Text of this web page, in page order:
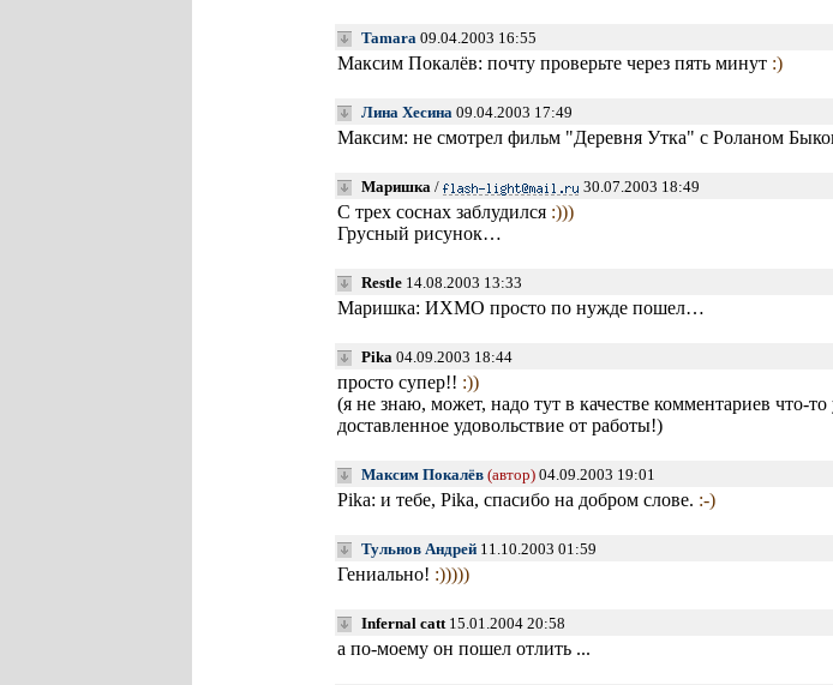
Tamara09.04.2003 16:55
Максим Покалёв: почту проверьте через пять минут :)
Лина Хесина09.04.2003 17:49
Максим: не смотрел фильм "Деревня Утка" с Роланом
Маришка/ 30.07.2003 18:49
С трех соснах заблудился :)))
Грусный рисунок…
Restle14.08.2003 13:33
Маришка: ИХМО просто по нужде пошел…
Pika04.09.2003 18:44
просто супер!! :))
(я не знаю, может, надо тут в качестве комментариев что-
доставленное удовольствие от работы!)
Максим Покалёв (автор)04.09.2003 19:01
Pika: и тебе, Pika, спасибо на добром слове. :-)
Тульнов Андрей11.10.2003 01:59
Гениально! :)))))
Infernal catt15.01.2004 20:58
а по-моему он пошел отлить ...